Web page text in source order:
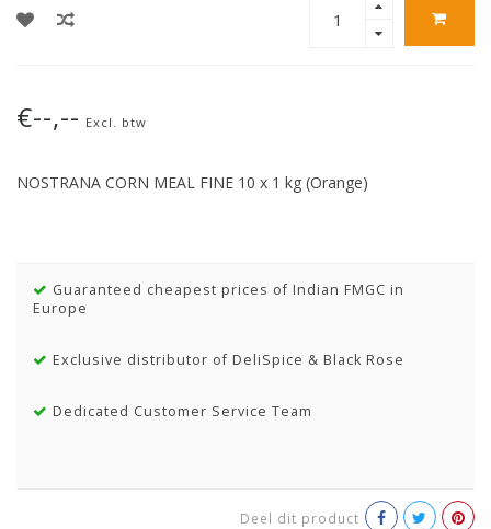
€--,-- Excl. btw
NOSTRANA CORN MEAL FINE 10 x 1 kg (Orange)
Guaranteed cheapest prices of Indian FMGC in
Europe
Exclusive distributor of DeliSpice & Black Rose
Dedicated Customer Service Team
Deel dit product